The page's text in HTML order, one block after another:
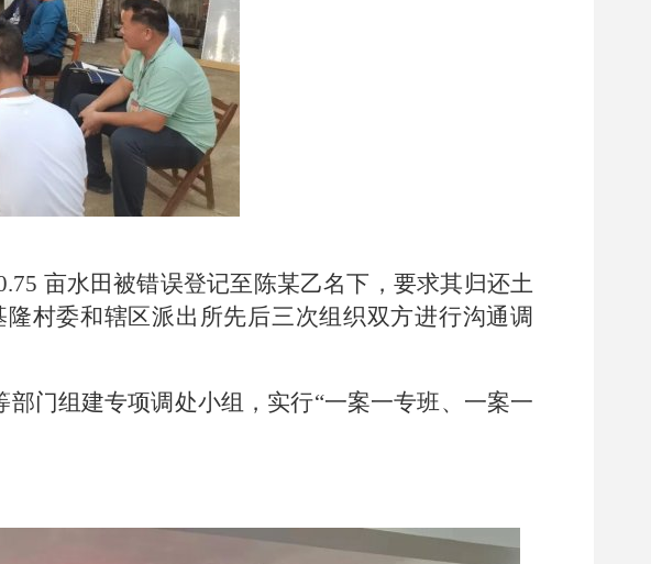
亩水田被错误登记至陈某乙名下，要求其归还土
村委和辖区派出所先后三次组织双方进行沟通调
门组建专项调处小组，实行“一案一专班、一案一